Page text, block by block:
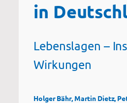
in
Lebenslagen –
Wirkungen
Holger Bähr, Martin Dietz,